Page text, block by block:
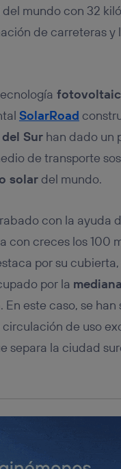
mundo con 32
de carreteras y
SolarRoad
Surhan dado un
de transporte
solardel mundo.
con la ayuda
con creces los 100
por su
por la mediana
. En este caso, se
de uso
separa la ciudad
de la tecnología
de navegación de los
será más
del móvil.
Utiq seleccionando
el portal de